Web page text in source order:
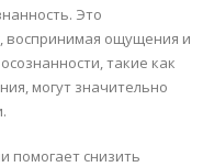
Это
воспринимая ощущения и
такие как
могут значительно
помогает снизить